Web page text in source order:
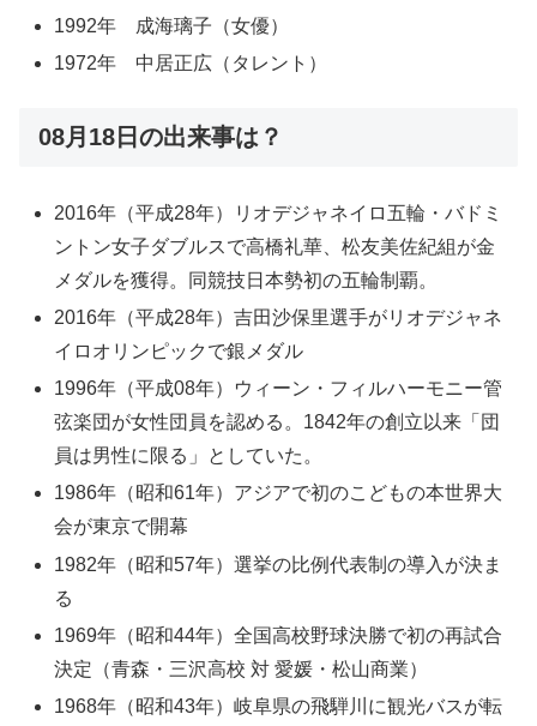
1992年 成海璃子（女優）
1972年 中居正広（タレント）
08月18日の出来事は？
2016年（平成28年）リオデジャネイロ五輪・バドミ
ントン女子ダブルスで高橋礼華、松友美佐紀組が金
メダルを獲得。同競技日本勢初の五輪制覇。
2016年（平成28年）吉田沙保里選手がリオデジャネ
イロオリンピックで銀メダル
1996年（平成08年）ウィーン・フィルハーモニー管
弦楽団が女性団員を認める。1842年の創立以来「団
員は男性に限る」としていた。
1986年（昭和61年）アジアで初のこどもの本世界大
会が東京で開幕
1982年（昭和57年）選挙の比例代表制の導入が決ま
る
1969年（昭和44年）全国高校野球決勝で初の再試合
決定（青森・三沢高校 対 愛媛・松山商業）
1968年（昭和43年）岐阜県の飛騨川に観光バスが転